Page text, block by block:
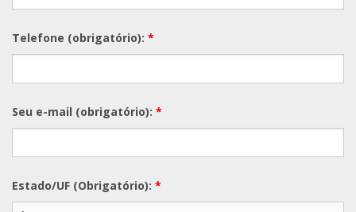
Telefone (obrigatório): *
Seu e-mail (obrigatório): *
Estado/UF (Obrigatório): *